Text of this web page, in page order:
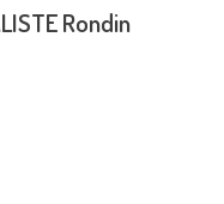
Rondin